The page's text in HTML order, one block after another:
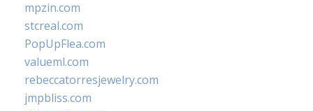
mpzin.com
stcreal.com
PopUpFlea.com
valueml.com
rebeccatorresjewelry.com
jmpbliss.com